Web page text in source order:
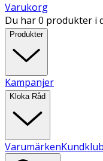
Varukorg
Du har 0 produkter i
Produkter
Kampanjer
Kloka Råd
Varumärken